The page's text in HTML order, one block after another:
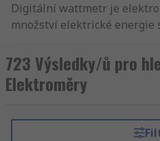
Digitální wattmetr je
množství elektrické energie
napájenými zařízeními. Tyto
měří okamžité napětí a
odečítat energie. Množství
723 Výsledky/ů pro
Elektroměry